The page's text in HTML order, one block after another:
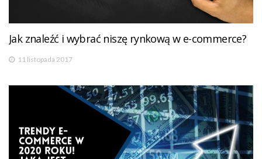
Jak znaleźć i wybrać niszę rynkową w e-commerce?
11 listopada 2017